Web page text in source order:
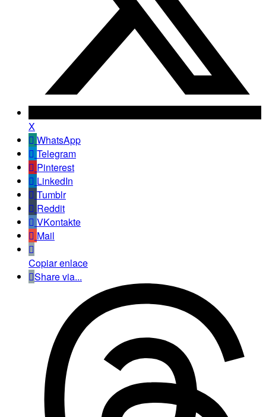
X
WhatsApp
Telegram
Pinterest
LinkedIn
Tumblr
Reddit
VKontakte
Mail
Copiar enlace
Share via...